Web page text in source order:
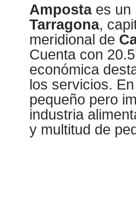
Ampostaes un
Tarragona,
meridional de
Cuenta con
económica
los servicios.
pequeño pero
industria
y multitud de